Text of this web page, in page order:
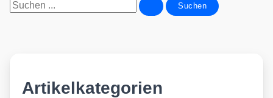
Suchen
Artikelkategorien